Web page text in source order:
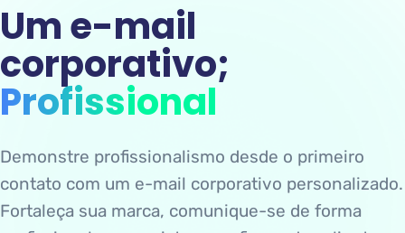
Um e-mail
corporativo;
Profissional
Demonstre profissionalismo desde o primeiro
contato com um e-mail corporativo personalizado.
Fortaleça sua marca, comunique-se de forma